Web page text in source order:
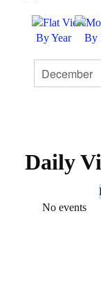
FEEDBACK
IMPRESSUM
By Year By
Daily
No events